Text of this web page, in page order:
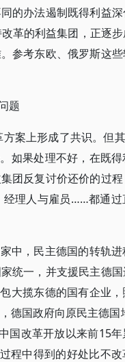
的办法遏制既得利益
革的利益集团，正逐
参考东欧、俄罗斯这
题
案上形成了共识。但
如果处理不好，在既得
团反复讨价还价的过程
理人与雇员……都通过
中，民主德国的转轨
统一，并支援民主德
大揽东德的国有企业
德国政府向原民主德
国改革开放以来前15
程中得到的好处比不